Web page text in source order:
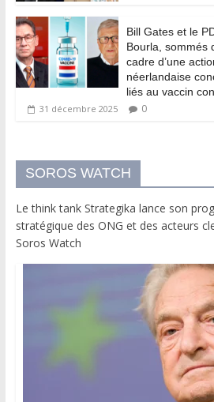
Bill Gates et le
Bourla, sommés
cadre d’une
néerlandaise
liés au vaccin
31 décembre 2025 0
SOROS WATCH
Le think tank Strategika lance son
stratégique des ONG et des acteurs
Soros Watch